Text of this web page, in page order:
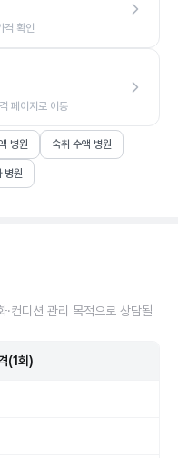
격 확인
페이지로 이동
병원 숙취 수액 병원
병원
컨디션 관리 목적으로 상담될
(1회)